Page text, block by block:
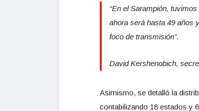
“En el Sarampión,
ahora será hasta 49 años
foco de transmisión”.
David Kershenobich,
Asimismo, se detalló la
contabilizando 18 estados y